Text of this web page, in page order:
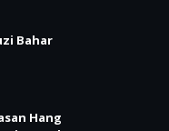
Bahar
Hang